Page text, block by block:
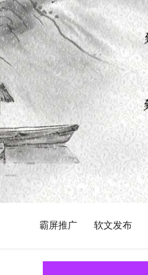
霸屏推广 软文发布